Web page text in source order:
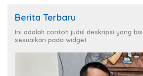
Berita Terbaru
Ini adalah contoh judul deskripsi yang
sesuaikan pada widget